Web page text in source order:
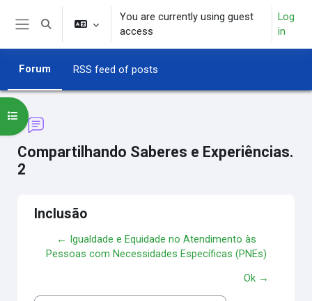
Skip to main content
Toggle search input
You are currently using guest
access
Log
in
Forum RSS feed of posts
Compartilhando Saberes e Experiências.
2
Open course index
Inclusão
← Igualdade e Equidade no Atendimento às
Pessoas com Necessidades Específicas (PNEs)
Ok →